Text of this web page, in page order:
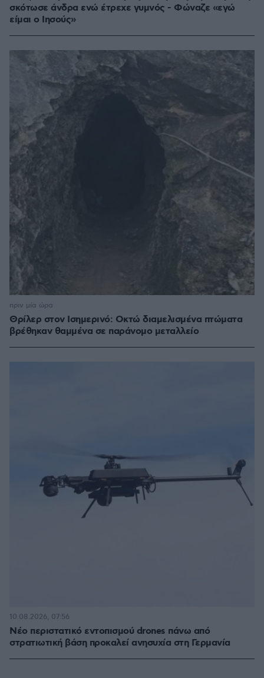
σκότωσε άνδρα ενώ έτρεχε γυμνός - Φώναζε «εγώ
είμαι ο Ιησούς»
Θρίλερ στον Ισημερινό: Οκτώ διαμελισμένα πτώματα
βρέθηκαν θαμμένα σε παράνομο μεταλλείο
πριν μία ώρα
Νέο περιστατικό εντοπισμού drones πάνω από
στρατιωτική βάση προκαλεί ανησυχία στη Γερμανία
10.08.2026, 07:56